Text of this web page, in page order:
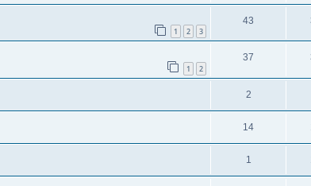
1 2 3
43
1 2
37
2
14
1